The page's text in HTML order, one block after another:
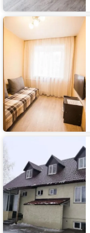
Мини-
отель
Dom167